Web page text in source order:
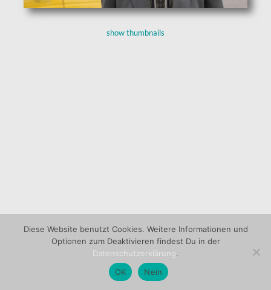
show thumbnails
Diese Website benutzt Cookies. Weitere Informationen und
Optionen zum Deaktivieren findest Du in der
Datenschutzerklärung.
OK
Nein